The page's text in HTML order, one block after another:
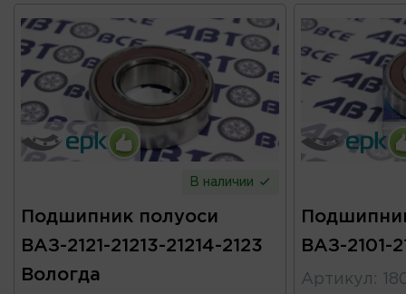
В наличии
Подшипник полуоси
ВАЗ-2121-21213-21214-2123
Вологда
ВАЗ-2101-
Артикул :